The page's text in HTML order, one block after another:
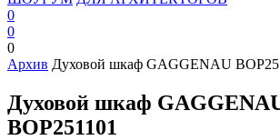
0
0
0
Архив Духовой шкаф GAGGENAU
Духовой шкаф
BOP251101